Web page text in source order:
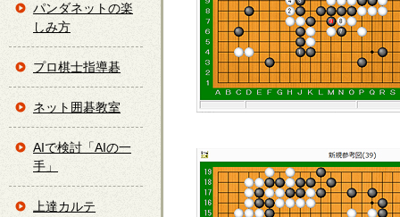
パンダネットの楽
しみ方
プロ棋士指導碁
ネット囲碁教室
AIで検討「AIの一
手」
上達カルテ